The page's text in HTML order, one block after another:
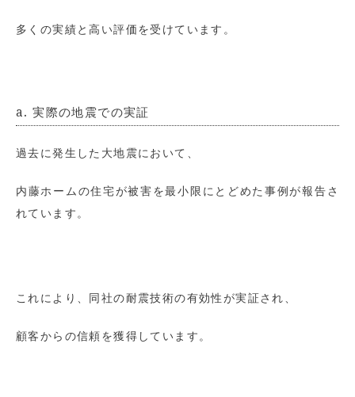
多くの実績と高い評価を受けています。
a. 実際の地震での実証
過去に発生した大地震において、
内藤ホームの住宅が被害を最小限にとどめた事例が報告さ
れています。
これにより、同社の耐震技術の有効性が実証され、
顧客からの信頼を獲得しています。